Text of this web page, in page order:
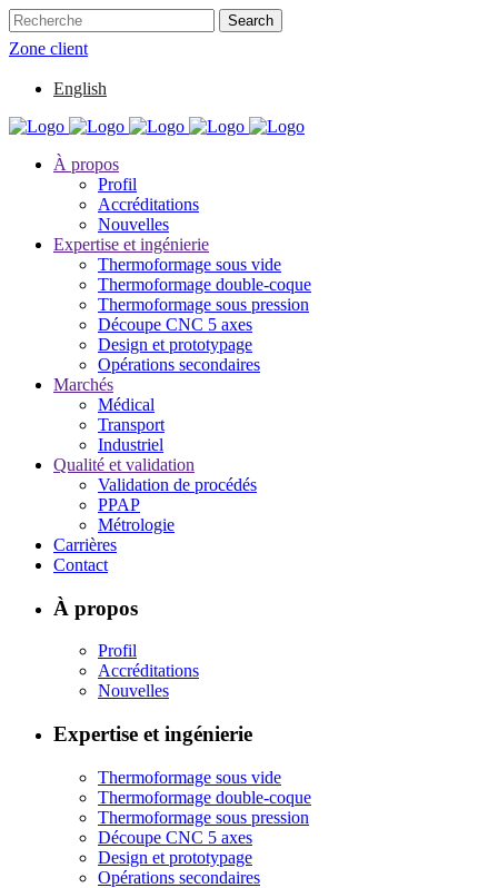
Zone client
English
À propos
Profil
Accréditations
Nouvelles
Expertise et ingénierie
Thermoformage sous vide
Thermoformage double-coque
Thermoformage sous pression
Découpe CNC 5 axes
Design et prototypage
Opérations secondaires
Marchés
Médical
Transport
Industriel
Qualité et validation
Validation de procédés
PPAP
Métrologie
Carrières
Contact
À propos
Profil
Accréditations
Nouvelles
Expertise et ingénierie
Thermoformage sous vide
Thermoformage double-coque
Thermoformage sous pression
Découpe CNC 5 axes
Design et prototypage
Opérations secondaires